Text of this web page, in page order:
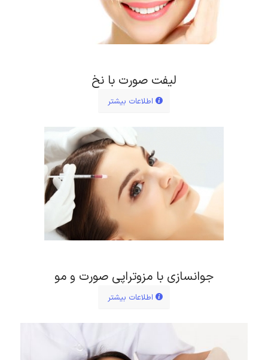
لیفت صورت با نخ
اطلاعات بیشتر
جوانسازی با مزوتراپی صورت و مو
اطلاعات بیشتر